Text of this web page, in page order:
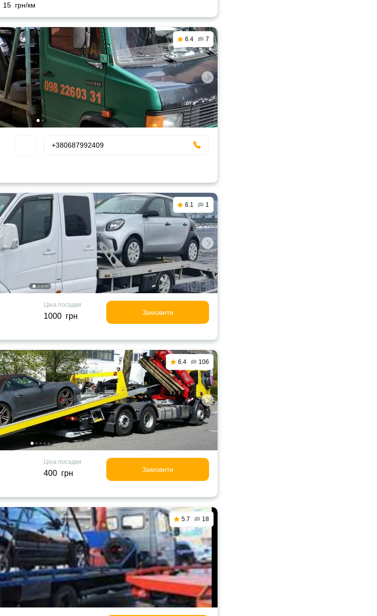
15 грн/км
6.4 7
+380687992409
6.1 1
Ціна посадки
1000 грн Замовити
6.4 106
Ціна посадки
400 грн Замовити
5.7 18